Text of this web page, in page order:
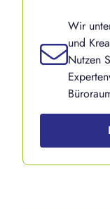
Wir
und
Nutzen